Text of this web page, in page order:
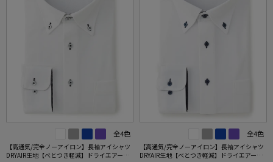
全4色
【高通気/完全ノーアイロン】長袖アイシャツ
DRYAIR生地【べとつき軽減】ドライエアー刺
全4色
【高通気/完全ノーアイロン】長袖アイシャツ
DRYAIR生地【べとつき軽減】ドライエアーチ